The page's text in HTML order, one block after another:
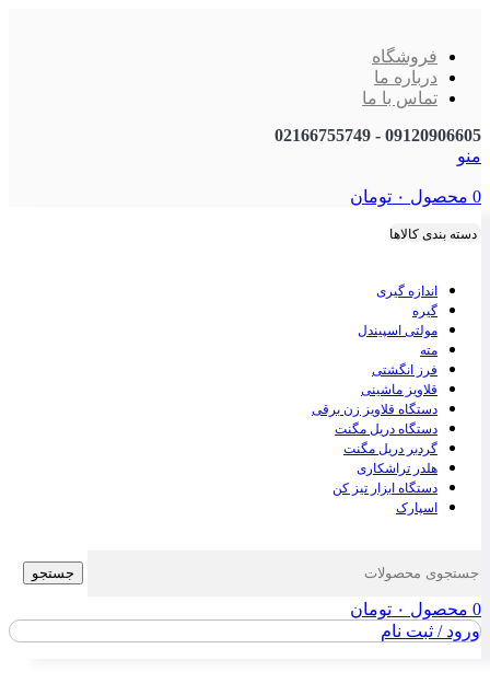
فروشگاه
درباره ما
تماس با ما
09120906605 - 02166755749
منو
0 محصول ۰ تومان
دسته بندی کالاها
اندازه گیری
گیره
مولتی اسپیندل
مته
فرز انگشتی
قلاویز ماشینی
دستگاه قلاویز زن برقی
دستگاه دریل مگنت
گردبر دریل مگنت
هلدر تراشکاری
دستگاه ابزار تیز کن
اسپارک
جستجو
0 محصول ۰ تومان
ورود / ثبت نام